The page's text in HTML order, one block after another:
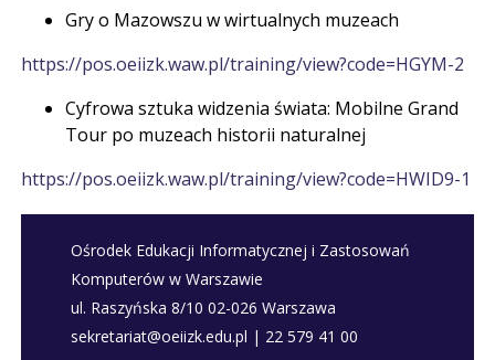
Gry o Mazowszu w wirtualnych muzeach
https://pos.oeiizk.waw.pl/training/view?code=HGYM-2
Cyfrowa sztuka widzenia świata: Mobilne Grand
Tour po muzeach historii naturalnej
https://pos.oeiizk.waw.pl/training/view?code=HWID9-1
Ośrodek Edukacji Informatycznej i Zastosowań
Komputerów w Warszawie
ul. Raszyńska 8/10 02-026 Warszawa
sekretariat@oeiizk.edu.pl | 22 579 41 00